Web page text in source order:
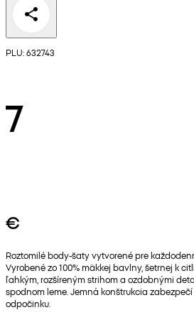
PLU: 632743
7
€
Roztomilé body-šaty vytvorené pre
Vyrobené zo 100% mäkkej bavlny, šetrnej k
ľahkým, rozšíreným strihom a ozdobnými
spodnom leme. Jemná konštrukcia
odpočinku.